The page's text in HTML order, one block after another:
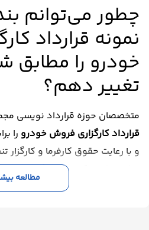
چطور می‌توانم
نمونه قرارداد
خودرو را مطابق
تغییر دهم؟
متخصصان حوزه قرارداد نویسی
قرارداد کارگزاری فروش خودرو
و با رعایت حقوق کارفرما و
تمام مواردی که برای کارگزاری
این فرم آماده مطرح‌ شده است. با
مطالعه